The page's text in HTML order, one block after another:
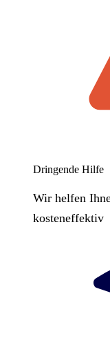
Dringende Hilfe
Wir helfen
kosteneffektiv